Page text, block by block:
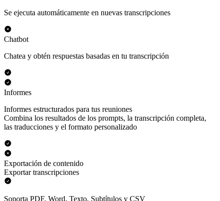
Se ejecuta automáticamente en nuevas transcripciones
Chatbot
Chatea y obtén respuestas basadas en tu transcripción
Informes
Informes estructurados para tus reuniones
Combina los resultados de los prompts, la transcripción completa,
las traducciones y el formato personalizado
Exportación de contenido
Exportar transcripciones
Soporta PDF, Word, Texto, Subtítulos y CSV